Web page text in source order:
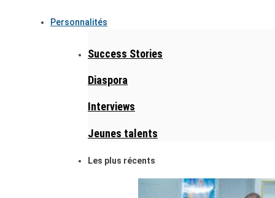
Personnalités
Success Stories
Diaspora
Interviews
Jeunes talents
Les plus récents